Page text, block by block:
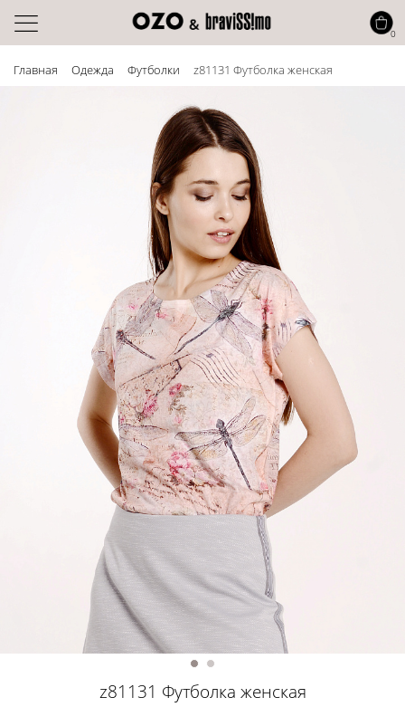
Главная Одежда Футболки z81131 Футболка женская
z81131 Футболка женская
0